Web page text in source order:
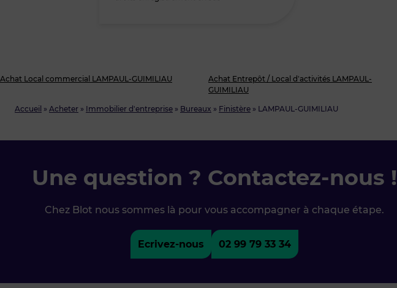
Accueil » Acheter » Immobilier d'entreprise » Bureaux » Finistère » LAMPAUL-GUIMILIAU
Achat Local commercial LAMPAUL-GUIMILIAU
Achat Entrepôt / Local d’activités LAMPAUL-
GUIMILIAU
Une question ? Contactez-nous !
Chez Blot nous sommes là pour vous accompagner à chaque étape.
Ecrivez-nous 02 99 79 33 34